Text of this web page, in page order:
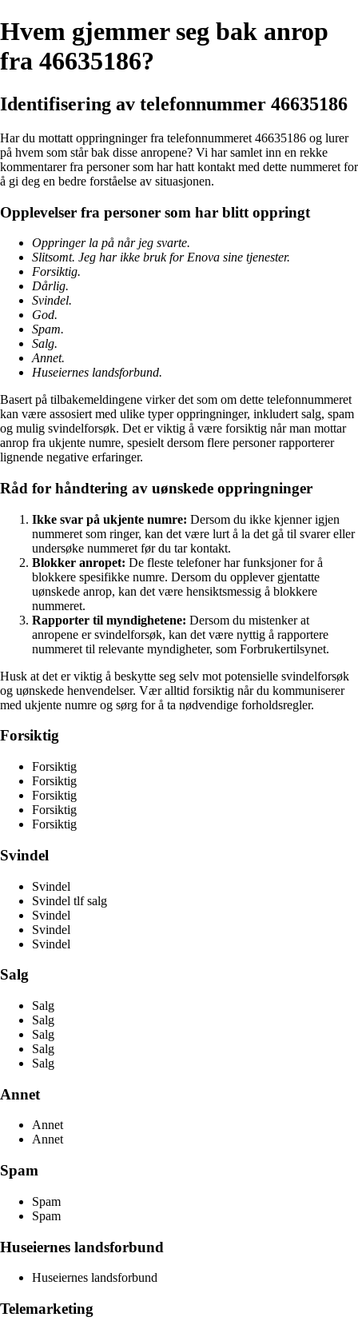
Hvem gjemmer seg bak anrop
fra 46635186?
Identifisering av telefonnummer 46635186
Har du mottatt oppringninger fra telefonnummeret 46635186 og lurer
på hvem som står bak disse anropene? Vi har samlet inn en rekke
kommentarer fra personer som har hatt kontakt med dette nummeret for
å gi deg en bedre forståelse av situasjonen.
Opplevelser fra personer som har blitt oppringt
Oppringer la på når jeg svarte.
Slitsomt. Jeg har ikke bruk for Enova sine tjenester.
Forsiktig.
Dårlig.
Svindel.
God.
Spam.
Salg.
Annet.
Huseiernes landsforbund.
Basert på tilbakemeldingene virker det som om dette telefonnummeret
kan være assosiert med ulike typer oppringninger, inkludert salg, spam
og mulig svindelforsøk. Det er viktig å være forsiktig når man mottar
anrop fra ukjente numre, spesielt dersom flere personer rapporterer
lignende negative erfaringer.
Råd for håndtering av uønskede oppringninger
Ikke svar på ukjente numre: Dersom du ikke kjenner igjen
nummeret som ringer, kan det være lurt å la det gå til svarer eller
undersøke nummeret før du tar kontakt.
Blokker anropet: De fleste telefoner har funksjoner for å
blokkere spesifikke numre. Dersom du opplever gjentatte
uønskede anrop, kan det være hensiktsmessig å blokkere
nummeret.
Rapporter til myndighetene: Dersom du mistenker at
anropene er svindelforsøk, kan det være nyttig å rapportere
nummeret til relevante myndigheter, som Forbrukertilsynet.
Husk at det er viktig å beskytte seg selv mot potensielle svindelforsøk
og uønskede henvendelser. Vær alltid forsiktig når du kommuniserer
med ukjente numre og sørg for å ta nødvendige forholdsregler.
Forsiktig
Forsiktig
Forsiktig
Forsiktig
Forsiktig
Forsiktig
Svindel
Svindel
Svindel tlf salg
Svindel
Svindel
Svindel
Salg
Salg
Salg
Salg
Salg
Salg
Annet
Annet
Annet
Spam
Spam
Spam
Huseiernes landsforbund
Huseiernes landsforbund
Telemarketing